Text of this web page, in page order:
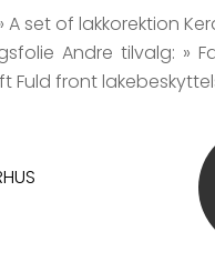
A set of lakkorektion
Andre
Fuld front